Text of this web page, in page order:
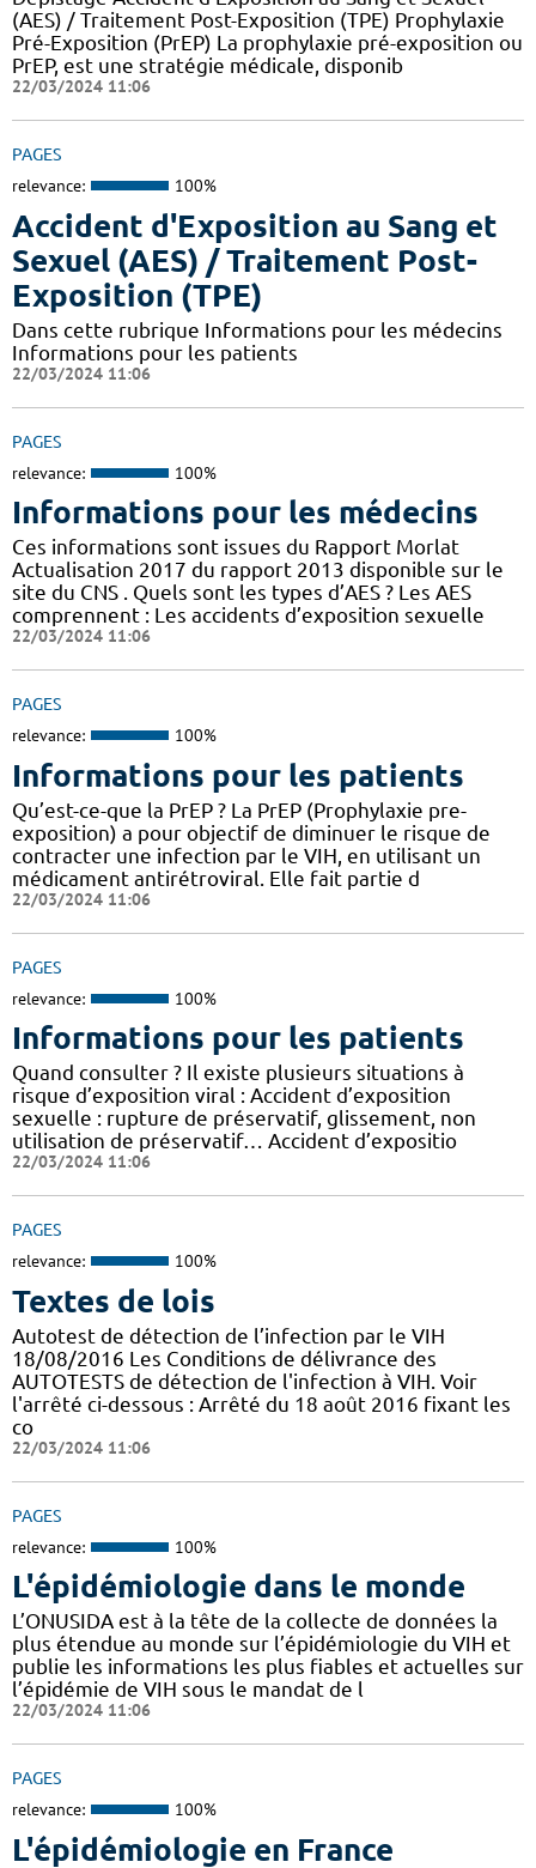
(AES) / Traitement Post-Exposition (TPE) Prophylaxie
Pré-Exposition (PrEP) La prophylaxie pré-exposition ou
PrEP, est une stratégie médicale, disponib
22/03/2024 11:06
PAGES
relevance: 100%
Accident d'Exposition au Sang et
Sexuel (AES) / Traitement Post-
Exposition (TPE)
Dans cette rubrique Informations pour les médecins
Informations pour les patients
22/03/2024 11:06
PAGES
relevance: 100%
Informations pour les médecins
Ces informations sont issues du Rapport Morlat
Actualisation 2017 du rapport 2013 disponible sur le
site du CNS . Quels sont les types d’AES ? Les AES
comprennent : Les accidents d’exposition sexuelle
22/03/2024 11:06
PAGES
relevance: 100%
Informations pour les patients
Qu’est-ce-que la PrEP ? La PrEP (Prophylaxie pre-
exposition) a pour objectif de diminuer le risque de
contracter une infection par le VIH, en utilisant un
médicament antirétroviral. Elle fait partie d
22/03/2024 11:06
PAGES
relevance: 100%
Informations pour les patients
Quand consulter ? Il existe plusieurs situations à
risque d’exposition viral : Accident d’exposition
sexuelle : rupture de préservatif, glissement, non
utilisation de préservatif… Accident d’expositio
22/03/2024 11:06
PAGES
relevance: 100%
Textes de lois
Autotest de détection de l’infection par le VIH
18/08/2016 Les Conditions de délivrance des
AUTOTESTS de détection de l'infection à VIH. Voir
l'arrêté ci-dessous : Arrêté du 18 août 2016 fixant les
co
22/03/2024 11:06
PAGES
relevance: 100%
L'épidémiologie dans le monde
L’ONUSIDA est à la tête de la collecte de données la
plus étendue au monde sur l’épidémiologie du VIH et
publie les informations les plus fiables et actuelles sur
l’épidémie de VIH sous le mandat de l
22/03/2024 11:06
PAGES
relevance: 100%
L'épidémiologie en France